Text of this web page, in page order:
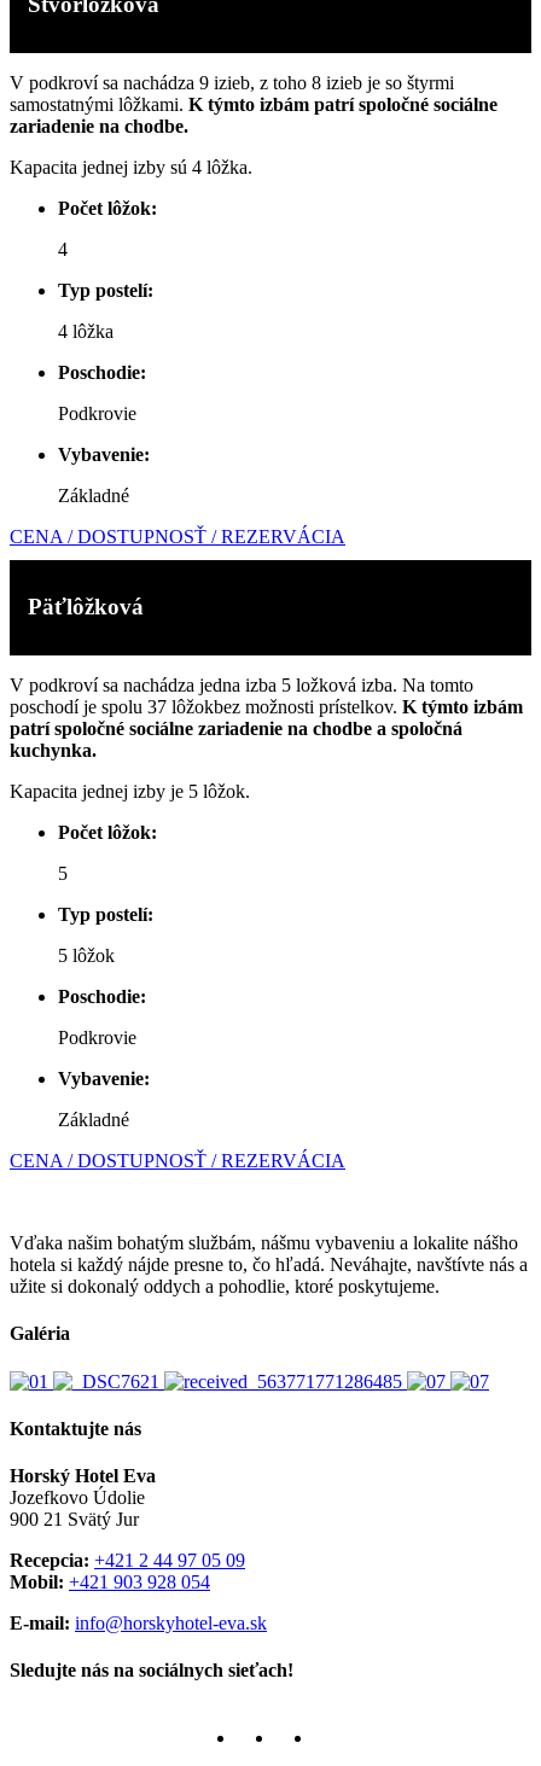
V podkroví sa nachádza 9 izieb, z toho 8 izieb je so štyrmi
samostatnými lôžkami. K týmto izbám patrí spoločné sociálne
zariadenie na chodbe.
Kapacita jednej izby sú 4 lôžka.
Počet lôžok:
4
Typ postelí:
4 lôžka
Poschodie:
Podkrovie
Vybavenie:
Základné
CENA / DOSTUPNOSŤ / REZERVÁCIA
Päťlôžková
V podkroví sa nachádza jedna izba 5 ložková izba. Na tomto
poschodí je spolu 37 lôžokbez možnosti prístelkov. K týmto izbám
patrí spoločné sociálne zariadenie na chodbe a spoločná
kuchynka.
Kapacita jednej izby je 5 lôžok.
Počet lôžok:
5
Typ postelí:
5 lôžok
Poschodie:
Podkrovie
Vybavenie:
Základné
CENA / DOSTUPNOSŤ / REZERVÁCIA
Vďaka našim bohatým službám, nášmu vybaveniu a lokalite nášho
hotela si každý nájde presne to, čo hľadá. Neváhajte, navštívte nás a
užite si dokonalý oddych a pohodlie, ktoré poskytujeme.
Galéria
Kontaktujte nás
Horský Hotel Eva
Jozefkovo Údolie
900 21 Svätý Jur
Recepcia: +421 2 44 97 05 09
Mobil: +421 903 928 054
E-mail: info@horskyhotel-eva.sk
Sledujte nás na sociálnych sieťach!